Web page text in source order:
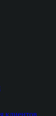
клиентов